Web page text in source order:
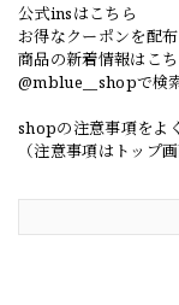
公式insはこちら
お得なクーポンを配布
商品の新着情報はこ
@mblue__shopで検
shopの注意事項をよ
（注意事項はトップ